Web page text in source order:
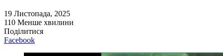
19 Листопада, 2025
110 Менше хвилини
Поділитися
Facebook